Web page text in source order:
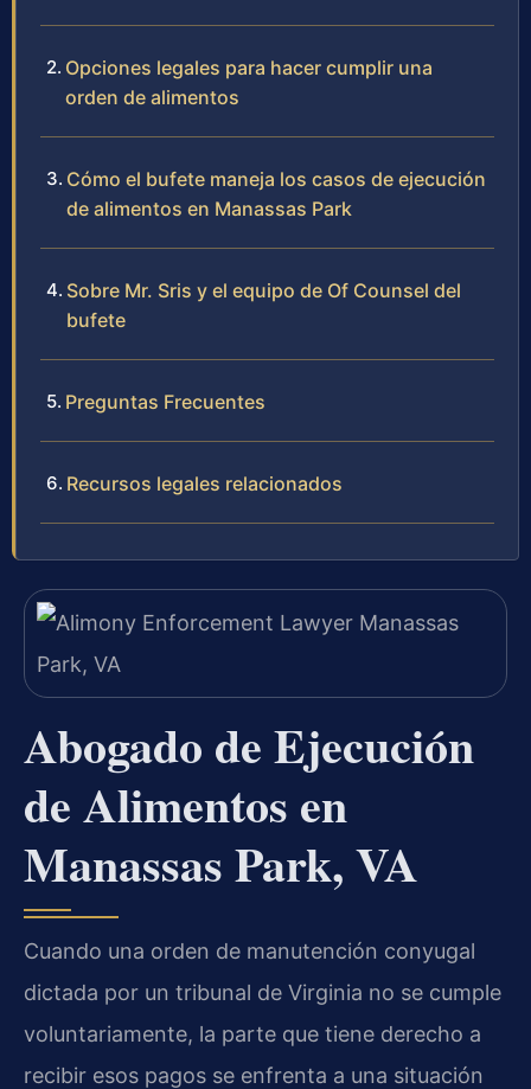
Opciones legales para hacer cumplir una
orden de alimentos
Cómo el bufete maneja los casos de ejecución
de alimentos en Manassas Park
Sobre Mr. Sris y el equipo de Of Counsel del
bufete
Preguntas Frecuentes
Recursos legales relacionados
Abogado de Ejecución
de Alimentos en
Manassas Park, VA
Cuando una orden de manutención conyugal
dictada por un tribunal de Virginia no se cumple
voluntariamente, la parte que tiene derecho a
recibir esos pagos se enfrenta a una situación